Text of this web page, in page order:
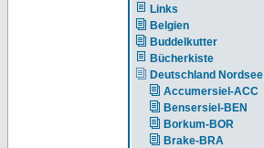
Links
Belgien
Buddelkutter
Bücherkiste
Deutschland Nordsee
Accumersiel-ACC
Bensersiel-BEN
Borkum-BOR
Brake-BRA